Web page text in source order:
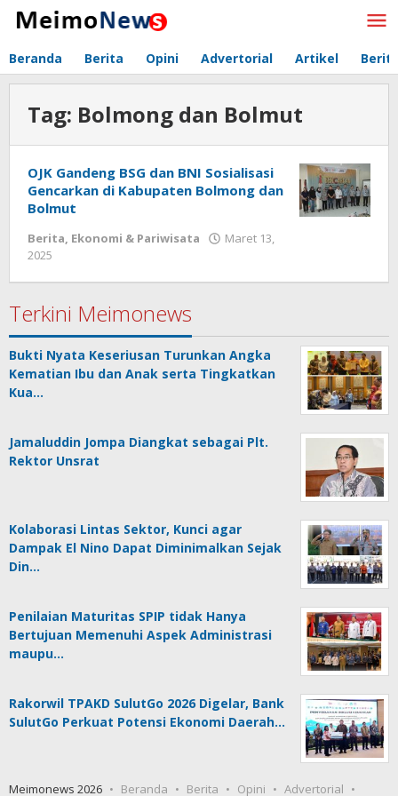
Lewati
Beranda Berita Opini Advertorial Artikel
Tag: Bolmong dan Bolmut
OJK Gandeng BSG dan BNI Sosialisasi
Gencarkan di Kabupaten Bolmong dan
Bolmut
Berita, Ekonomi & Pariwisata
Maret 13,
2025
Terkini Meimonews
Bukti Nyata Keseriusan Turunkan Angka
Kematian Ibu dan Anak serta Tingkatkan
Kua…
Jamaluddin Jompa Diangkat sebagai Plt.
Rektor Unsrat
Kolaborasi Lintas Sektor, Kunci agar
Dampak El Nino Dapat Diminimalkan Sejak
Din…
Penilaian Maturitas SPIP tidak Hanya
Bertujuan Memenuhi Aspek Administrasi
maupu…
Rakorwil TPAKD SulutGo 2026 Digelar, Bank
SulutGo Perkuat Potensi Ekonomi Daerah…
Meimonews 2026 Beranda Berita Opini Advertorial